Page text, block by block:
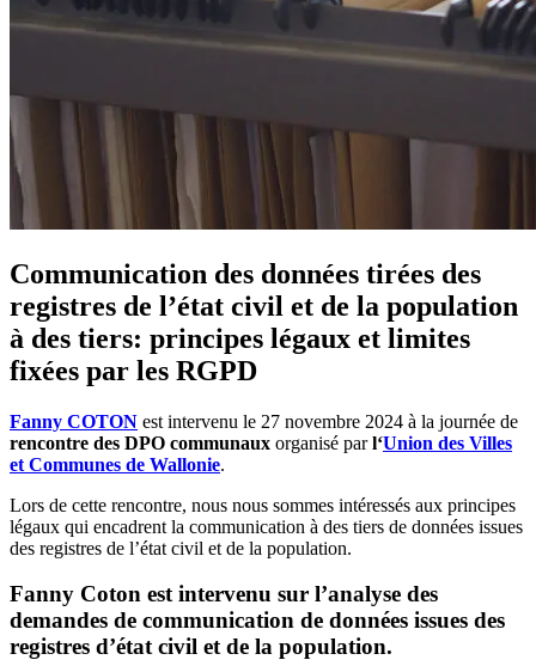
Communication des données tirées des
registres de l’état civil et de la population
à des tiers: principes légaux et limites
fixées par les RGPD
Fanny COTON est intervenu le 27 novembre 2024 à la journée de
rencontre des DPO communaux organisé parl‘Union des Villes
et Communes de Wallonie.
Lors de cette rencontre, nous nous sommes intéressés aux principes
légaux qui encadrent la communication à des tiers de données issues
des registres de l’état civil et de la population.
Fanny Coton est intervenu sur l’analyse des
demandes de communication de données issues des
registres d’état civil et de la population.